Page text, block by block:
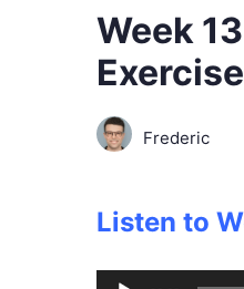
Week
Frederic
Listen to
Audio